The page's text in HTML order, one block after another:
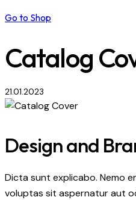
Go to Shop
Catalog
21.01.2023
Design and
Dicta sunt explicabo. Nemo
voluptas sit aspernatur aut